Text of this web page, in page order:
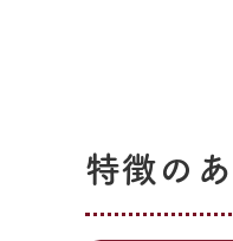
特徴の